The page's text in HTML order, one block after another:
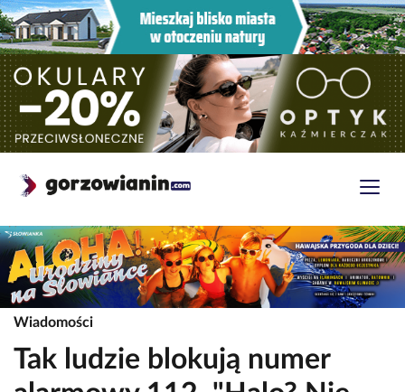
Wiadomości
Tak ludzie blokują numer